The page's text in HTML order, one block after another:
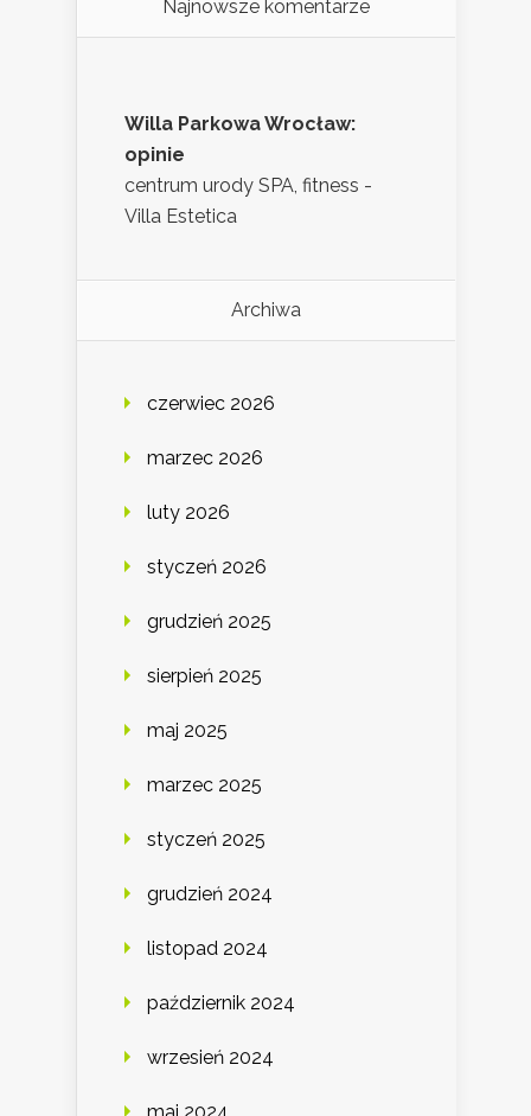
Najnowsze komentarze
Willa Parkowa Wrocław:
opinie
centrum urody SPA, fitness -
Villa Estetica
Archiwa
czerwiec 2026
marzec 2026
luty 2026
styczeń 2026
grudzień 2025
sierpień 2025
maj 2025
marzec 2025
styczeń 2025
grudzień 2024
listopad 2024
październik 2024
wrzesień 2024
maj 2024